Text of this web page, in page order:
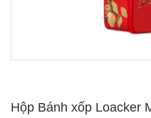
Hộp Bánh xốp Loacker